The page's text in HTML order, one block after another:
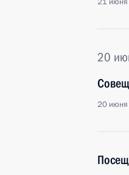
20
20 июня